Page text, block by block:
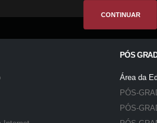
CONTINUAR
PÓS
Área da
PÓS-
PÓS-